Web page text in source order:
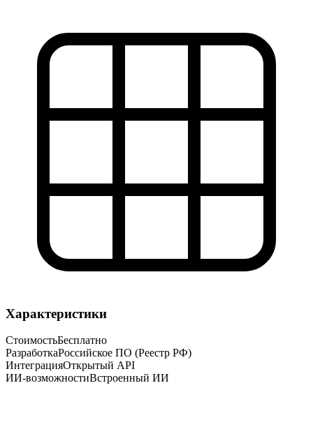
Характеристики
СтоимостьБесплатно
РазработкаРоссийское ПО (Реестр РФ)
ИнтеграцияОткрытый API
ИИ-возможностиВстроенный ИИ